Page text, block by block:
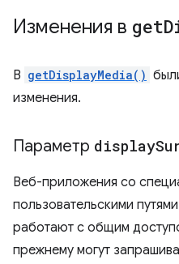
Изменения в get
В getDisplayMedia()
изменения.
Параметр display
Веб-приложения со
пользовательскими
работают с общим
прежнему могут